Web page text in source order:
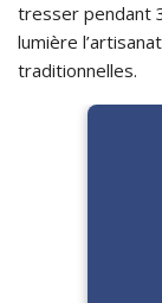
tresser pendant
lumière
traditionnelles.